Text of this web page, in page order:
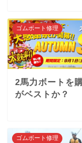
ゴムボート修理
2馬力ボートを
がベストか？
ゴムボート修理